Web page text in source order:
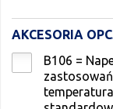
AKCESORIA
B106 =